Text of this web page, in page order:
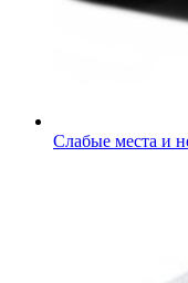
Слабые места и